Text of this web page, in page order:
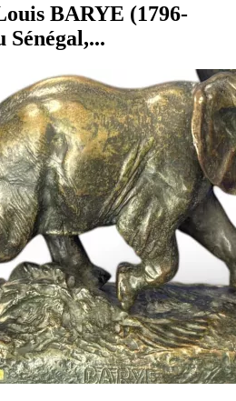
BARYE (1796-
Sénégal,...